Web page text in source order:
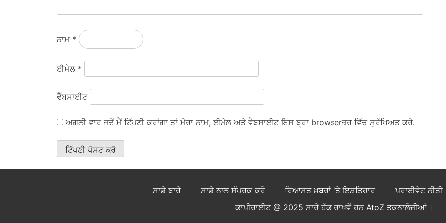
ਨਾਮ *
ਈਮੇਲ *
ਵੈੱਬਸਾਈਟ
ਅਗਲੀ ਵਾਰ ਜਦੋਂ ਮੈਂ ਟਿੱਪਣੀ ਕਰਾਂਗਾ ਤਾਂ ਮੇਰਾ ਨਾਮ, ਈਮੇਲ ਅਤੇ ਵੈਬਸਾਈਟ ਇਸ ਬ੍ਰਾ browserਜ਼ਰ ਵਿੱਚ ਸੁਰੱਖਿਅਤ ਕਰੋ.
ਸਾਡੇ ਬਾਰੇ ਸਾਡੇ ਨਾਲ ਸੰਪਰਕ ਕਰੋ ਰਿਆਸਤ ਖ਼ਬਰਾਂ 'ਤੇ ਇਸ਼ਤਿਹਾਰ ਪਰਾਈਵੇਟ ਨੀਤੀ
ਕਾਪੀਰਾਈਟ @ 2025 ਸਾਰੇ ਹੱਕ ਰਾਖਵੇਂ ਹਨ AtoZ ਤਕਨਾਲੋਜੀਆਂ।